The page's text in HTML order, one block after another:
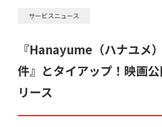
サービスニュース
『Hanayume（ハナユメ
件』とタイアップ！映画
リース